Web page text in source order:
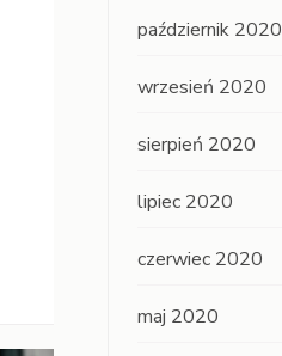
październik 2020
wrzesień 2020
sierpień 2020
lipiec 2020
czerwiec 2020
maj 2020